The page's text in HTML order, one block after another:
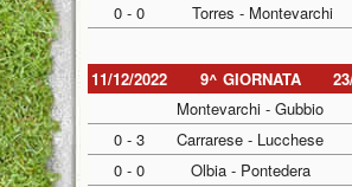
0 - 0
Torres - Montevarchi
11/12/2022 9^ GIORNATA
Montevarchi - Gubbio
0 - 3
Carrarese - Lucchese
0 - 0
Olbia - Pontedera